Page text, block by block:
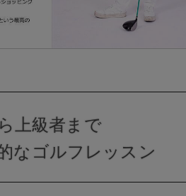
上級者まで
なゴルフレッスン